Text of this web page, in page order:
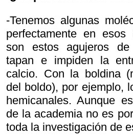
-Tenemos algunas
perfectamente en esos
son estos agujeros
tapan e impiden la
calcio. Con la boldina
del boldo), por ejemplo,
hemicanales. Aunque
de la academia no es
toda la investigación de